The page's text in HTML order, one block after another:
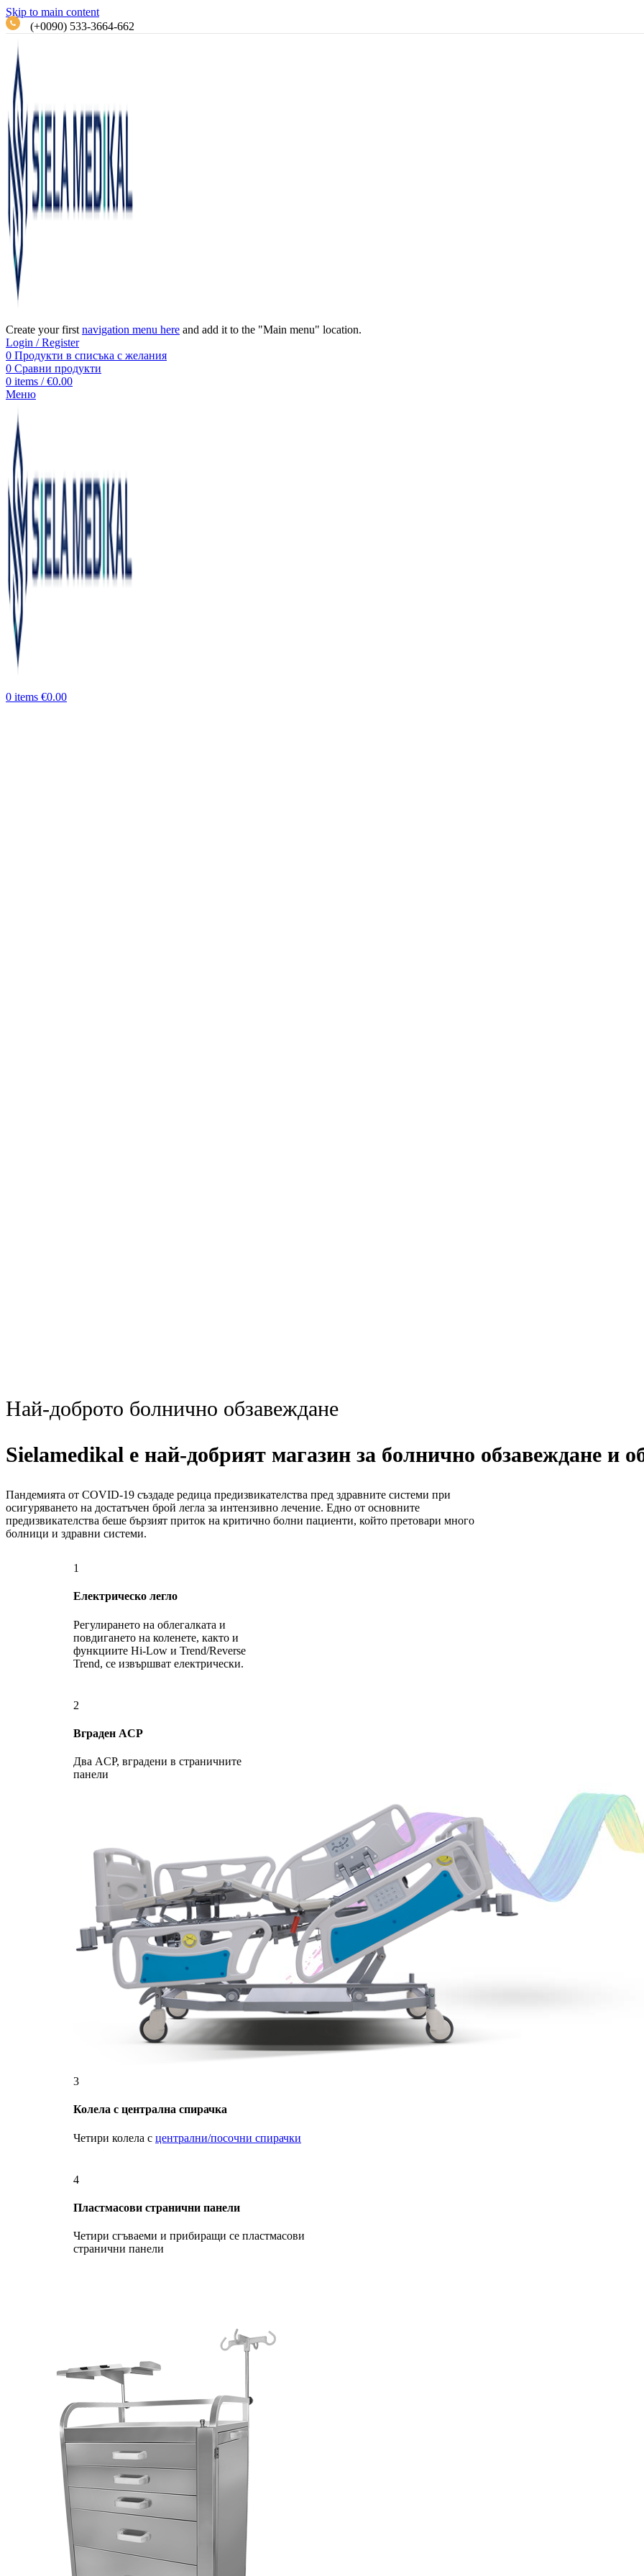
Skip to main content
(+0090) 533-3664-662
Create your first navigation menu here and add it to the "Main menu" location.
Login / Register
0 Продукти в списъка с желания
0 Сравни продукти
0 items / €0.00
Меню
0 items €0.00
Най-доброто болнично обзавеждане
Sielamedikal е най-добрият магазин за болнично обзавеждане и
Пандемията от COVID-19 създаде редица предизвикателства пред здравните системи при
осигуряването на достатъчен брой легла за интензивно лечение. Едно от основните
предизвикателства беше бързият приток на критично болни пациенти, който претовари много
болници и здравни системи.
1
Електрическо легло
Регулирането на облегалката и
повдигането на коленете, както и
функциите Hi-Low и Trend/Reverse
Trend, се извършват електрически.
2
Вграден ACP
Два ACP, вградени в страничните
панели
3
Колела с централна спирачка
Четири колела с централни/посочни спирачки
4
Пластмасови странични панели
Четири сгъваеми и прибиращи се пластмасови
странични панели